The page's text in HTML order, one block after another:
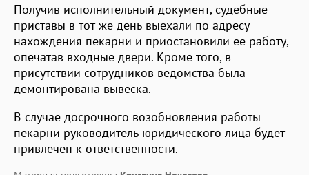
Получив исполнительный документ, судебные
приставы в тот же день выехали по адресу
нахождения пекарни и приостановили ее работу,
опечатав входные двери. Кроме того, в
присутствии сотрудников ведомства была
демонтирована вывеска.
В случае досрочного возобновления работы
пекарни руководитель юридического лица будет
привлечен к ответственности.